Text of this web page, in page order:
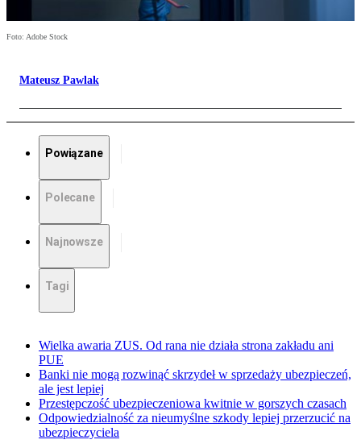
Foto: Adobe Stock
Mateusz Pawlak
Powiązane
Polecane
Najnowsze
Tagi
Wielka awaria ZUS. Od rana nie działa strona zakładu ani
PUE
Banki nie mogą rozwinąć skrzydeł w sprzedaży ubezpieczeń,
ale jest lepiej
Przestępczość ubezpieczeniowa kwitnie w gorszych czasach
Odpowiedzialność za nieumyślne szkody lepiej przerzucić na
ubezpieczyciela